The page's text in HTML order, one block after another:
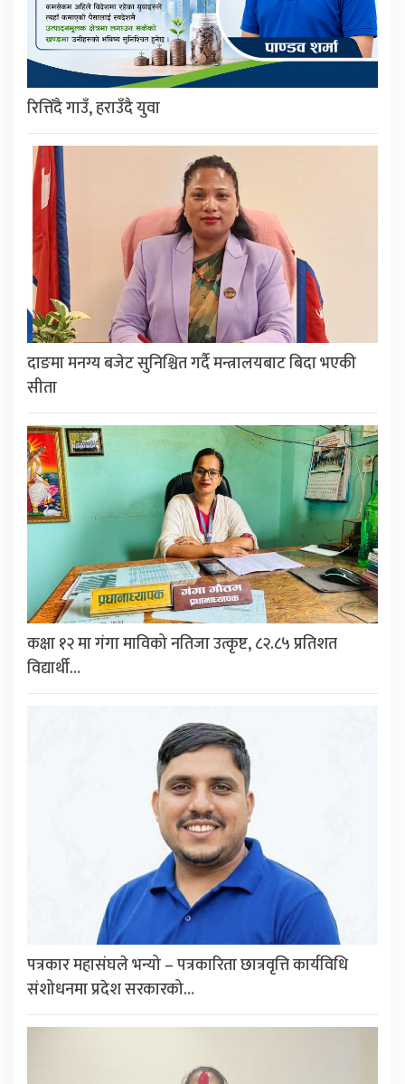
रित्तिँदै गाउँ, हराउँदै युवा
दाङमा मनग्य बजेट सुनिश्चित गर्दै मन्त्रालयबाट बिदा भएकी
सीता
कक्षा १२ मा गंगा माविको नतिजा उत्कृष्ट, ८२.८५ प्रतिशत
विद्यार्थी…
पत्रकार महासंघले भन्यो – पत्रकारिता छात्रवृत्ति कार्यविधि
संशोधनमा प्रदेश सरकारको…